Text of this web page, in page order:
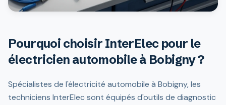
Pourquoi choisir InterElec pour le
électricien automobile à Bobigny ?
Spécialistes de l'électricité automobile à Bobigny, les
techniciens InterElec sont équipés d'outils de diagnostic